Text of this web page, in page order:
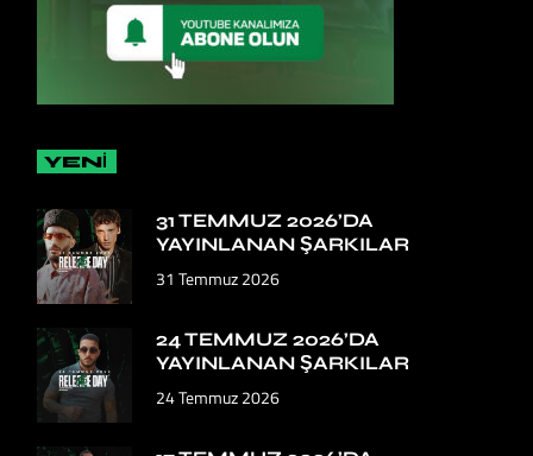
YENİ
31 TEMMUZ 2026’DA
YAYINLANAN ŞARKILAR
31 Temmuz 2026
24 TEMMUZ 2026’DA
YAYINLANAN ŞARKILAR
24 Temmuz 2026